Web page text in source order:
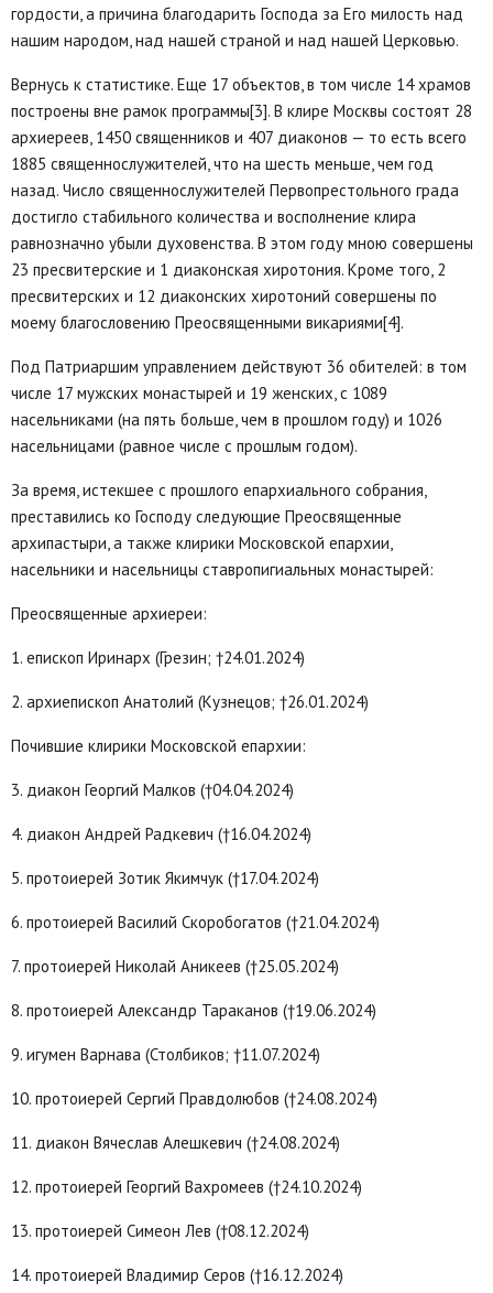
гордости, а причина благодарить Господа за Его милость над
нашим народом, над нашей страной и над нашей Церковью.
Вернусь к статистике. Еще 17 объектов, в том числе 14 храмов
построены вне рамок программы[3]. В клире Москвы состоят 28
архиереев, 1450 священников и 407 диаконов — то есть всего
1885 священнослужителей, что на шесть меньше, чем год
назад. Число священнослужителей Первопрестольного града
достигло стабильного количества и восполнение клира
равнозначно убыли духовенства. В этом году мною совершены
23 пресвитерские и 1 диаконская хиротония. Кроме того, 2
пресвитерских и 12 диаконских хиротоний совершены по
моему благословению Преосвященными викариями[4].
Под Патриаршим управлением действуют 36 обителей: в том
числе 17 мужских монастырей и 19 женских, с 1089
насельниками (на пять больше, чем в прошлом году) и 1026
насельницами (равное числе с прошлым годом).
За время, истекшее с прошлого епархиального собрания,
преставились ко Господу следующие Преосвященные
архипастыри, а также клирики Московской епархии,
насельники и насельницы ставропигиальных монастырей:
Преосвященные архиереи:
1. епископ Иринарх (Грезин; †24.01.2024)
2. архиепископ Анатолий (Кузнецов; †26.01.2024)
Почившие клирики Московской епархии:
3. диакон Георгий Малков (†04.04.2024)
4. диакон Андрей Радкевич (†16.04.2024)
5. протоиерей Зотик Якимчук (†17.04.2024)
6. протоиерей Василий Скоробогатов (†21.04.2024)
7. протоиерей Николай Аникеев (†25.05.2024)
8. протоиерей Александр Тараканов (†19.06.2024)
9. игумен Варнава (Столбиков; †11.07.2024)
10. протоиерей Сергий Правдолюбов (†24.08.2024)
11. диакон Вячеслав Алешкевич (†24.08.2024)
12. протоиерей Георгий Вахромеев (†24.10.2024)
13. протоиерей Симеон Лев (†08.12.2024)
14. протоиерей Владимир Серов (†16.12.2024)